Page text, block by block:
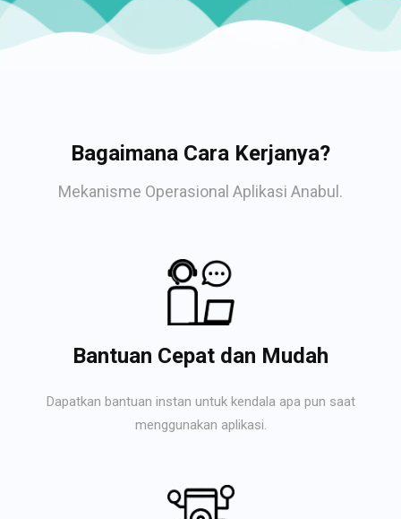
Bagaimana Cara Kerjanya?
Mekanisme Operasional Aplikasi Anabul.
Bantuan Cepat dan Mudah
Dapatkan bantuan instan untuk kendala apa pun saat
menggunakan aplikasi.